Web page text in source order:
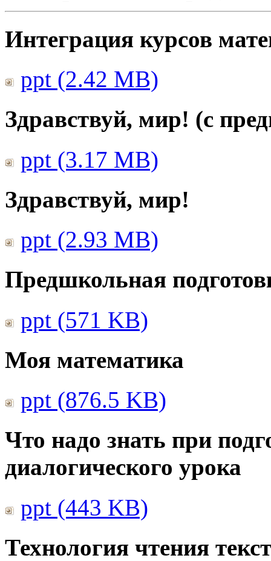
Интеграция курсов
ppt (2.42 MB)
Здравствуй, мир! (с
ppt (3.17 MB)
Здравствуй, мир!
ppt (2.93 MB)
Предшкольная
ppt (571 KB)
Моя математика
ppt (876.5 KB)
Что надо знать при
диалогического урока
ppt (443 KB)
Технология чтения